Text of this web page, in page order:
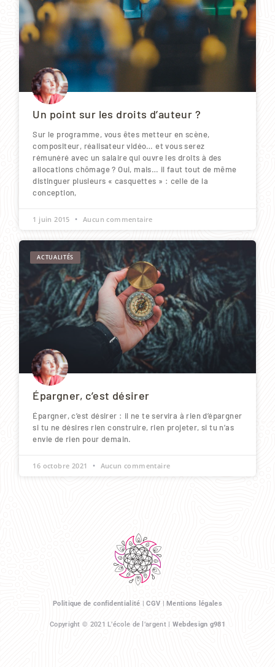
Un point sur les droits d’auteur ?
Sur le programme, vous êtes metteur en scène,
compositeur, réalisateur vidéo… et vous serez
rémunéré avec un salaire qui ouvre les droits à des
allocations chômage ? Oui, mais… il faut tout de même
distinguer plusieurs « casquettes » : celle de la
conception,
1 juin 2015 Aucun commentaire
ACTUALITÉS
Épargner, c’est désirer
Épargner, c’est désirer : il ne te servira à rien d’épargner
si tu ne désires rien construire, rien projeter, si tu n’as
envie de rien pour demain.
16 octobre 2021 Aucun commentaire
Copyright © 2021 L’école de l’argent | Webdesign g981
Politique de confidentialité |CGV Mentions légales